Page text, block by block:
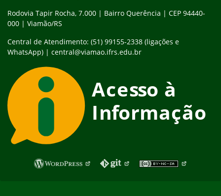
Rodovia Tapir Rocha, 7.000 | Bairro Querência | CEP 94440-
000 | Viamão/RS
Central de Atendimento: (51) 99155-2338 (ligações e
WhatsApp) | central@viamao.ifrs.edu.br